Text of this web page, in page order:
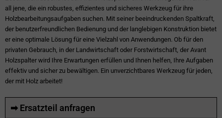
all jene, die ein robustes, effizientes und sicheres Werkzeug für ihre
Holzbearbeitungsaufgaben suchen. Mit seiner beeindruckenden Spaltkraft,
der benutzerfreundlichen Bedienung und der langlebigen Konstruktion bietet
er eine optimale Lösung für eine Vielzahl von Anwendungen. Ob für den
privaten Gebrauch, in der Landwirtschaft oder Forstwirtschaft, der Avant
Holzspalter wird Ihre Erwartungen erfüllen und Ihnen helfen, Ihre Aufgaben
effektiv und sicher zu bewältigen. Ein unverzichtbares Werkzeug für jeden,
der mit Holz arbeitet!
➡ Ersatzteil anfragen